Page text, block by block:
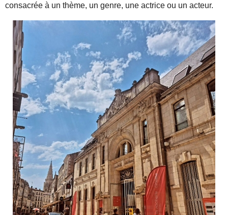
consacrée à un thème, un genre, une actrice ou un acteur.